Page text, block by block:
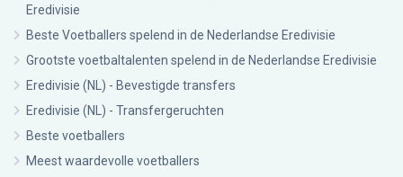
Eredivisie
Beste Voetballers spelend in de Nederlandse Eredivisie
Grootste voetbaltalenten spelend in de Nederlandse Eredivisie
Eredivisie (NL) - Bevestigde transfers
Eredivisie (NL) - Transfergeruchten
Beste voetballers
Meest waardevolle voetballers